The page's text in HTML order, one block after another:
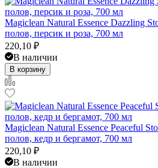
Magiclean Natural Essence Dazzling
полов, персик и роза, 700 мл
220,10 ₽
В наличии
В корзину
Magiclean Natural Essence Peaceful
полов, кедр и бергамот, 700 мл
220,10 ₽
В наличии